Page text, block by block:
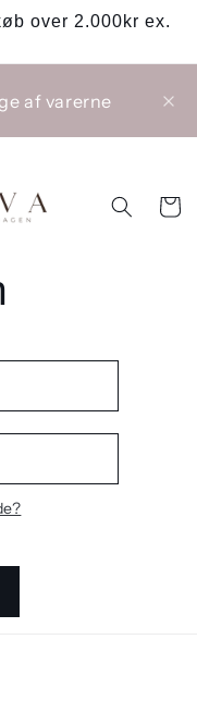
over 2.000kr ex.
af varerne